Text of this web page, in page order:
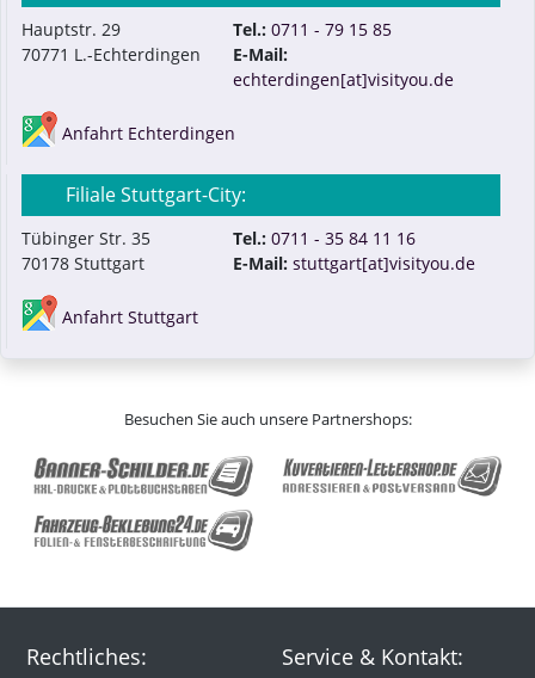
Hauptstr. 29
70771 L.-Echterdingen
Tel.: 0711 - 79 15 85
E-Mail:
echterdingen[at]visityou.de
Anfahrt Echterdingen
Filiale Stuttgart-City:
Tübinger Str. 35
70178 Stuttgart
Tel.: 0711 - 35 84 11 16
E-Mail: stuttgart[at]visityou.de
Anfahrt Stuttgart
Besuchen Sie auch unsere Partnershops:
Rechtliches: Service & Kontakt: